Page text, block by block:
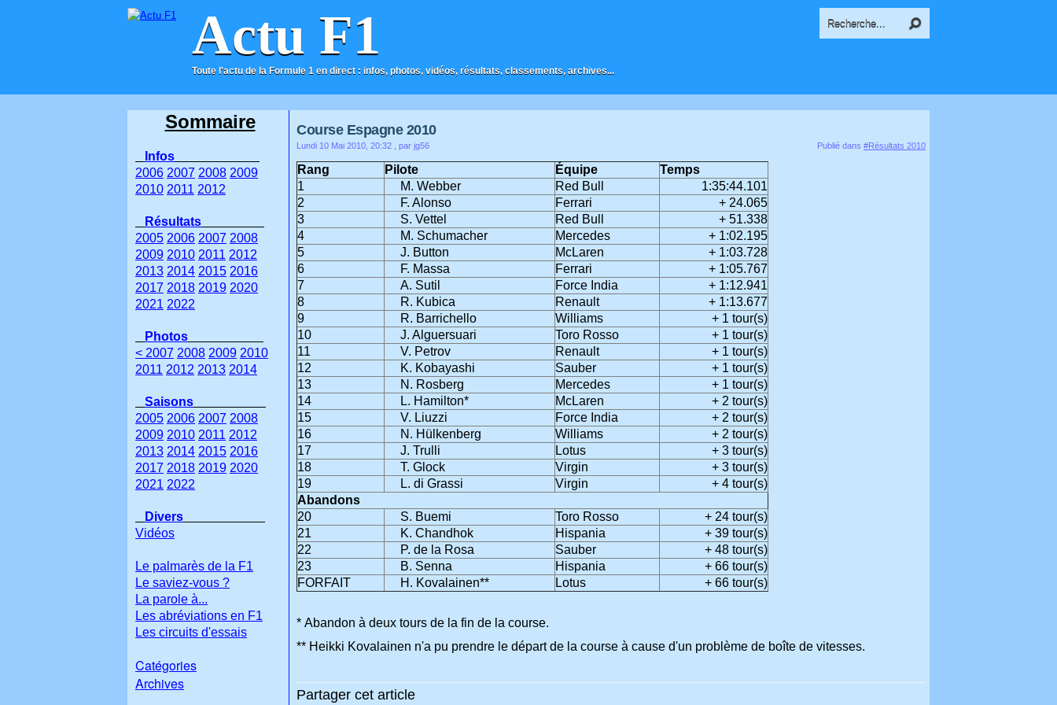
Actu F1
Toute l'actu de la Formule 1 en direct : infos, photos, vidéos, résultats, classements, archives...
ACCUEIL CONTACT
Course Espagne 2010
Lundi 10 Mai 2010, 20:32 , par jg56 Publié dans #Résultats 2010
Rang Pilote Équipe
Temps
1
M. Webber Red Bull
1:35:44.101
2
F. Alonso Ferrari
+ 24.065
3
S. Vettel Red Bull
+ 51.338
4
M. Schumacher Mercedes
+ 1:02.195
5
J. Button McLaren
+ 1:03.728
6
F. Massa Ferrari
+ 1:05.767
7
A. Sutil Force India
+ 1:12.941
8
R. Kubica Renault
+ 1:13.677
9
R. Barrichello Williams
+ 1 tour(s)
10
J. Alguersuari Toro Rosso
+ 1 tour(s)
11
V. Petrov Renault
+ 1 tour(s)
12
K. Kobayashi Sauber
+ 1 tour(s)
13
N. Rosberg Mercedes
+ 1 tour(s)
14
L. Hamilton* McLaren
+ 2 tour(s)
15
V. Liuzzi Force India
+ 2 tour(s)
16
N. Hülkenberg Williams
+ 2 tour(s)
17
J. Trulli Lotus
+ 3 tour(s)
18
T. Glock Virgin
+ 3 tour(s)
19
L. di Grassi Virgin
+ 4 tour(s)
Abandons
20
S. Buemi Toro Rosso
+ 24 tour(s)
21
K. Chandhok Hispania
+ 39 tour(s)
22
P. de la Rosa Sauber
+ 48 tour(s)
23
B. Senna Hispania
+ 66 tour(s)
FORFAIT
H. Kovalainen** Lotus + 66 tour(s)
* Abandon à deux tours de la fin de la course.
** Heikki Kovalainen n'a pu prendre le départ de la course à cause d'un problème de boîte de vitesses.
Partager cet article
Sommaire
Infos
2006 2007 2008 2009
2010 2011 2012
Résultats
2005 2006 2007 2008
2009 2010 2011 2012
2013 2014 2015 2016
2017 2018 2019 2020
2021 2022
Photos
< 2007 2008 2009 2010
2011 2012 2013 2014
Saisons
2005 2006 2007 2008
2009 2010 2011 2012
2013 2014 2015 2016
2017 2018 2019 2020
2021 2022
Divers
Vidéos
Le palmarès de la F1
Le saviez-vous ?
La parole à...
Les abréviations en F1
Les circuits d'essais
Catégories
Archives